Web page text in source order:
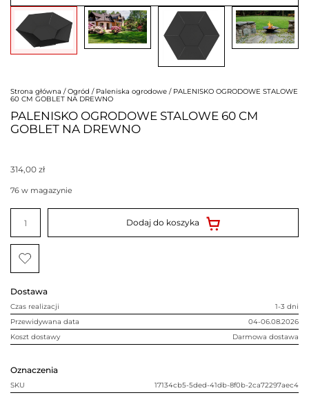
Strona główna /Ogród / Paleniska ogrodowe / PALENISKO OGRODOWE STALOWE
60 CM GOBLET NA DREWNO
PALENISKO OGRODOWE STALOWE 60 CM
GOBLET NA DREWNO
Dostawa
Czas realizacji
1-3 dni
Przewidywana data
04-06.08.2026
Koszt dostawy
Darmowa dostawa
Oznaczenia
SKU 17134cb5-5ded-41db-8f0b-2ca72297aec4
314,00 zł
76 w magazynie
ilość
PALENISKO
STALOWE
60
CM
GOBLET
NA
Dodaj do koszyka